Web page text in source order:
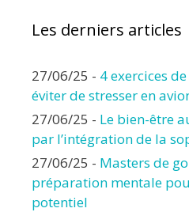
Les derniers articles
27/06/25 - 4 exercices
éviter de stresser en
27/06/25 - Le bien-être
par l’intégration de la
27/06/25 - Masters de
préparation mentale
potentiel